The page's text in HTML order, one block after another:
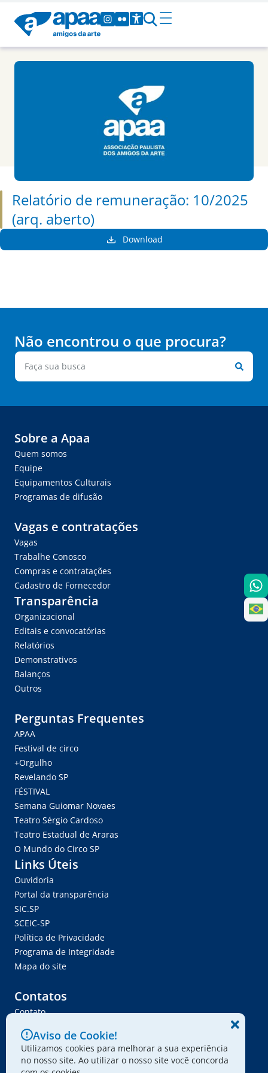
Relatório de remuneração: 10/2025
(arq. aberto)
Download
Não encontrou o que procura?
Sobre a Apaa
Quem somos
Equipe
Equipamentos Culturais
Programas de difusão
Vagas e contratações
Vagas
Trabalhe Conosco
Compras e contratações
Cadastro de Fornecedor
Transparência
Organizacional
Editais e convocatórias
Relatórios
Demonstrativos
Balanços
Outros
Perguntas Frequentes
APAA
Festival de circo
+Orgulho
Revelando SP
FÉSTIVAL
Semana Guiomar Novaes
Teatro Sérgio Cardoso
Teatro Estadual de Araras
O Mundo do Circo SP
Links Úteis
Ouvidoria
Portal da transparência
SIC.SP
SCEIC-SP
Política de Privacidade
Programa de Integridade
Mapa do site
Contatos
Contato
Ser Fornecedor
Envie seu projeto
Aviso de Cookie!
Utilizamos cookies para melhorar a sua experiência
no nosso site. Ao utilizar o nosso site você concorda